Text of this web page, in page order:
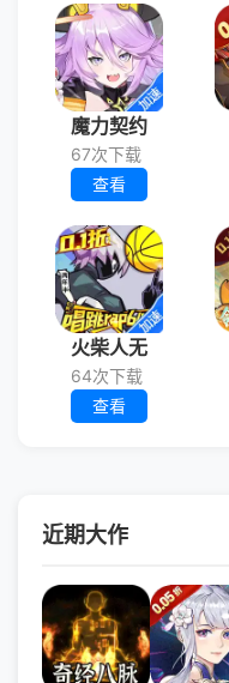
魔力契约
67次下载
查看
火柴人无
64次下载
查看
近期大作